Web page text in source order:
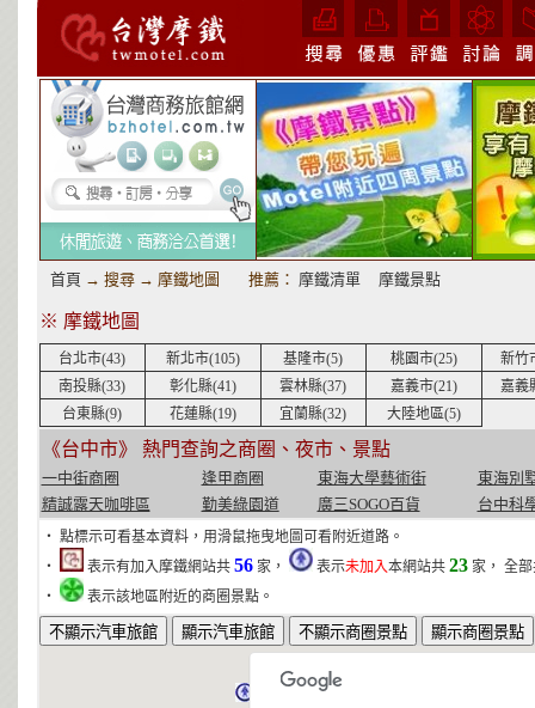
首頁 → 搜尋 → 摩鐵地圖 推薦： 摩鐵清單 摩鐵景點
※ 摩鐵地圖
台北市(43) 新北市(105) 基隆市(5) 桃園市(25)
新竹
南投縣(33)
彰化縣(41) 雲林縣(37) 嘉義市(21)
嘉義
台東縣(9)
花蓮縣(19) 宜蘭縣(32) 大陸地區(5)
《台中市》 熱門查詢之商圈、夜市、景點
一中街商圈 逢甲商圈 東海大學藝術街
東海別
精誠露天咖啡區
勤美綠園道 廣三SOGO百貨 台中科
‧ 點標示可看基本資料，用滑鼠拖曳地圖可看附近道路。
‧
表示有加入摩鐵網站共 56家， 表示未加入本網站共 23家， 全
‧
表示該地區附近的商圈景點。